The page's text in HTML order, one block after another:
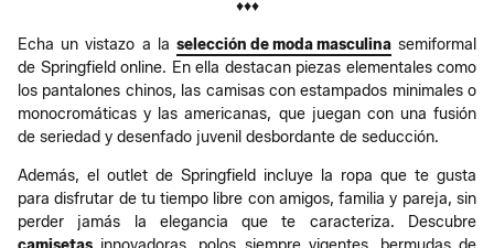
♦♦♦
Echa un vistazo a la selección de moda masculinasemiformal
de Springfield online. En ella destacan piezas elementales como
los pantalones chinos, las camisas con estampados minimales o
monocromáticas y las americanas, que juegan con una fusión
de seriedad y desenfado juvenil desbordante de seducción.
Además, el outlet de Springfield incluye la ropa que te gusta
para disfrutar de tu tiempo libre con amigos, familia y pareja, sin
perder jamás la elegancia que te caracteriza. Descubre